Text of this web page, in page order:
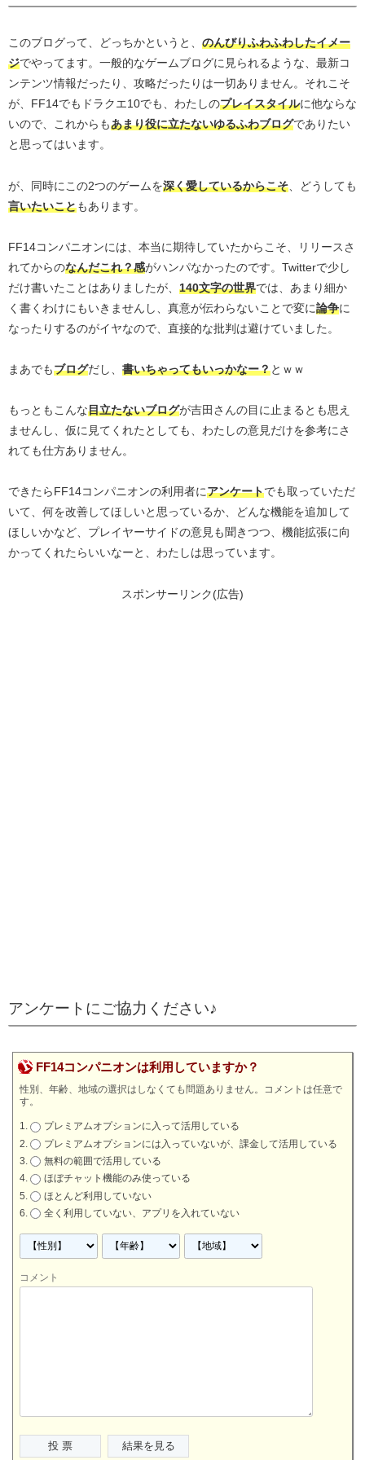
このブログって、どっちかというと、 のんびりふわふわしたイメー
ジでやってます。一般的なゲームブログに見られるような、最新コ
ンテンツ情報だったり、攻略だったりは一切ありません。それこそ
が、FF14でもドラクエ10でも、わたしのプレイスタイルに他ならな
いので、これからもあまり役に立たないゆるふわブログでありたい
と思ってはいます。
が、同時にこの2つのゲームを深く愛しているからこそ 、どうしても
言いたいこともあります。
FF14コンパニオンには、本当に期待していたからこそ、リリースさ
れてからのなんだこれ？感がハンパなかったのです。Twitterで少し
だけ書いたことはありましたが、 140文字の世界では、あまり細か
く書くわけにもいきませんし、真意が伝わらないことで変に論争に
なったりするのがイヤなので、直接的な批判は避けていました。
まあでもブログだし、 書いちゃってもいっかなー？とｗｗ
もっともこんな目立たないブログが吉田さんの目に止まるとも思え
ませんし、仮に見てくれたとしても、わたしの意見だけを参考にさ
れても仕方ありません。
できたらFF14コンパニオンの利用者にアンケートでも取っていただ
いて、何を改善してほしいと思っているか、どんな機能を追加して
ほしいかなど、プレイヤーサイドの意見も聞きつつ、機能拡張に向
かってくれたらいいなーと、わたしは思っています。
スポンサーリンク(広告)
アンケートにご協力ください♪
FF14コンパニオンは利用していますか？
性別、年齢、地域の選択はしなくても問題ありません。コメントは任意で
す。
プレミアムオプションに入って活用している
プレミアムオプションには入っていないが、課金して活用している
無料の範囲で活用している
ほぼチャット機能のみ使っている
ほとんど利用していない
全く利用していない、アプリを入れていない
コメント